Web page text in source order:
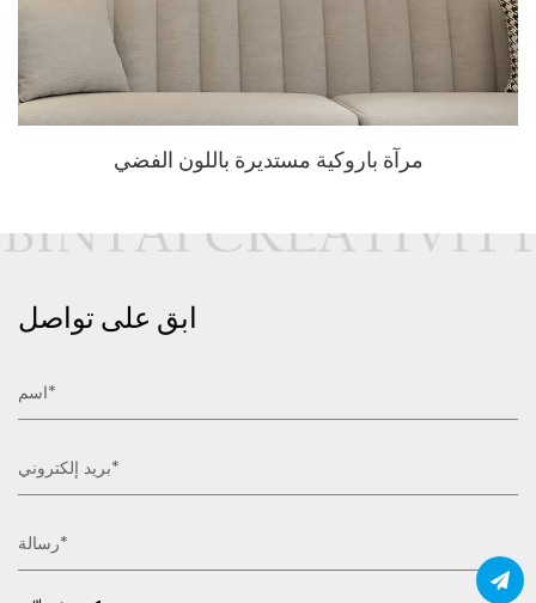
مرآة باروكية مستديرة باللون الفضي
ابق على تواصل